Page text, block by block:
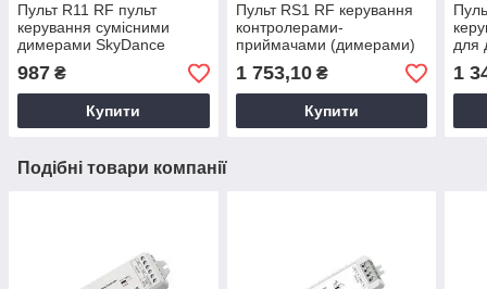
Пульт R11 RF пульт
керування сумісними
димерами SkyDance
21705
987 ₴
Купити
Пульт RS1 RF керування
контролерами-
приймачами (димерами)
серії V1-K, V1-C 4зони
SkyDance19935
1 753,10₴
Купити
для
1
Подібні товари компанії